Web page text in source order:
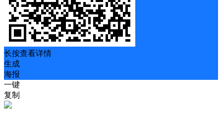
长按查看详情
生成
海报
一键
复制